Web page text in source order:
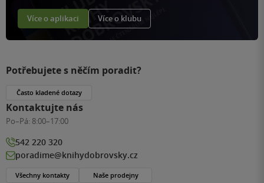
Více o aplikaci Více o klubu
Potřebujete s něčím poradit?
Často kladené dotazy
Kontaktujte nás
Po–Pá: 8:00–17:00
542 220 320
poradime@knihydobrovsky.cz
Všechny kontakty Naše prodejny